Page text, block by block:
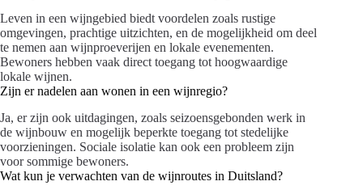
Leven in een wijngebied biedt voordelen zoals rustige
omgevingen, prachtige uitzichten, en de mogelijkheid om deel
te nemen aan wijnproeverijen en lokale evenementen.
Bewoners hebben vaak direct toegang tot hoogwaardige
lokale wijnen.
Zijn er nadelen aan wonen in een wijnregio?
Ja, er zijn ook uitdagingen, zoals seizoensgebonden werk in
de wijnbouw en mogelijk beperkte toegang tot stedelijke
voorzieningen. Sociale isolatie kan ook een probleem zijn
voor sommige bewoners.
Wat kun je verwachten van de wijnroutes in Duitsland?